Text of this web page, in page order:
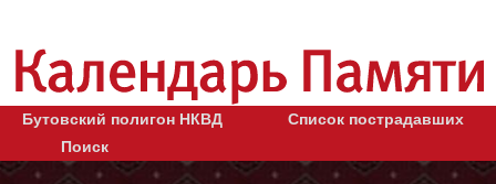
Бутовский полигон НКВД
Список пострадавших
Поиск